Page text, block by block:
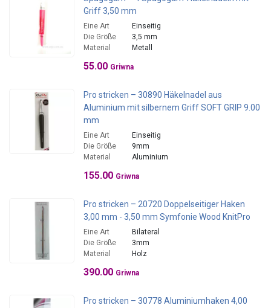
Griff 3,50 mm
Eine Art
Einseitig
Die Größe
3,5 mm
Material
Metall
55.00 Griwna
Pro stricken – 30890 Häkelnadel aus
Aluminium mit silbernem Griff SOFT GRIP 9.00
mm
Eine Art
Einseitig
Die Größe
9mm
Material
Aluminium
155.00 Griwna
Pro stricken – 20720 Doppelseitiger Haken
3,00 mm - 3,50 mm Symfonie Wood KnitPro
Eine Art
Bilateral
Die Größe
3mm
Material
Holz
390.00 Griwna
Pro stricken – 30778 Aluminiumhaken 4,00